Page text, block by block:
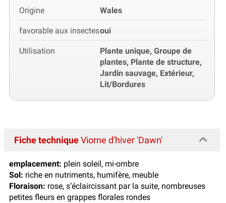
Origine Wales
favorable aux insectesoui
Utilisation
Plante unique, Groupe de
plantes, Plante de structure,
Jardin sauvage, Extérieur,
Lit/Bordures
Fiche techniqueViorne d'hiver 'Dawn'
emplacement: plein soleil, mi-ombre
Sol: riche en nutriments, humifère, meuble
Floraison: rose, s’éclaircissant par la suite, nombreuses
petites fleurs en grappes florales rondes